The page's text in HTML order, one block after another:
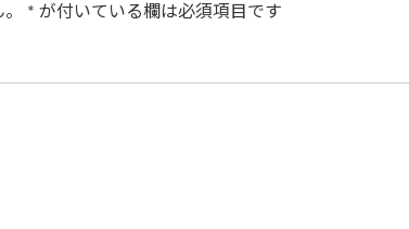
* が付いている欄は必須項目です